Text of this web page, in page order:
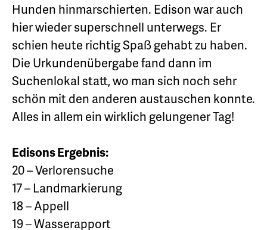
Hunden hinmarschierten. Edison war auch
hier wieder superschnell unterwegs. Er
schien heute richtig Spaß gehabt zu haben.
Die Urkundenübergabe fand dann im
Suchenlokal statt, wo man sich noch sehr
schön mit den anderen austauschen konnte.
Alles in allem ein wirklich gelungener Tag!
Edisons Ergebnis:
20 – Verlorensuche
17 – Landmarkierung
18 – Appell
19 – Wasserapport